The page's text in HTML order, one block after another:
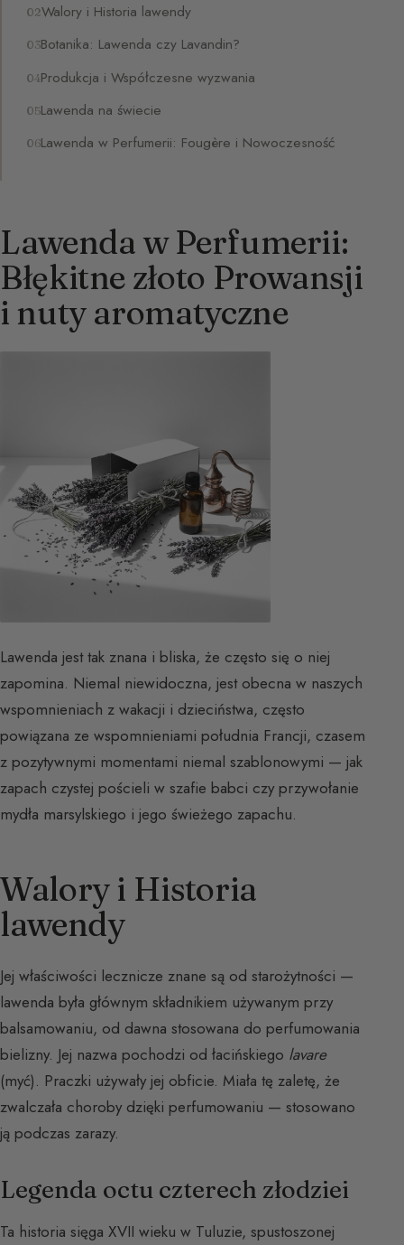
Walory i Historia lawendy
Botanika: Lawenda czy Lavandin?
Produkcja i Współczesne wyzwania
Lawenda na świecie
Lawenda w Perfumerii: Fougère i Nowoczesność
Lawenda w Perfumerii:
Błękitne złoto Prowansji
i nuty aromatyczne
Lawenda jest tak znana i bliska, że często się o niej
zapomina. Niemal niewidoczna, jest obecna w naszych
wspomnieniach z wakacji i dzieciństwa, często
powiązana ze wspomnieniami południa Francji, czasem
z pozytywnymi momentami niemal szablonowymi — jak
zapach czystej pościeli w szafie babci czy przywołanie
mydła marsylskiego i jego świeżego zapachu.
Walory i Historia
lawendy
Jej właściwości lecznicze znane są od starożytności —
lawenda była głównym składnikiem używanym przy
balsamowaniu, od dawna stosowana do perfumowania
bielizny. Jej nazwa pochodzi od łacińskiego lavare
(myć). Praczki używały jej obficie. Miała tę zaletę, że
zwalczała choroby dzięki perfumowaniu — stosowano
ją podczas zarazy.
Legenda octu czterech złodziei
Ta historia sięga XVII wieku w Tuluzie, spustoszonej